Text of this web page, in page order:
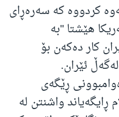
کردووە کە سەرەڕای
هێشتا "بە
کار دەکەن بۆ
ئێران.
ڕێگەی
واشنتن لە